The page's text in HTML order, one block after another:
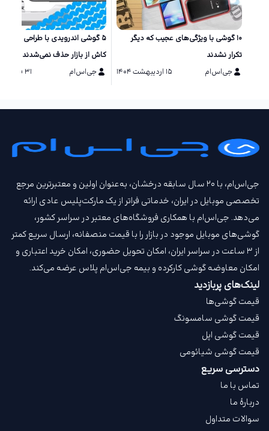
۱۰ گوشی‌ با ویژگی‌های عجیب که دیگر
تکرار نشدند
جی‌اس‌ام
۱۵ اردیبهشت ۱۴۰۴
۵ گوشی اندرویدی با طراحی خاص
کاش از بازار حذف نمی‌شدند
جی‌اس‌ام
۳۱ فروردین ۱۴۰۴
جی‌اس‌ام، با ۲۰ سال سابقه درخشان، به‌عنوان اولین و معتبرترین مرجع
تخصصی موبایل در ایران، خدماتی فراتر از یک مارکت‌پلیس عادی ارائه
می‌دهد. جی‌اس‌ام با همکاری فروشگاه‌های معتبر در سراسر کشور،
گوشی‌های موبایل موجود در بازار را با قیمت‌ منصفانه، ارسال سریع کمتر
از ۳ ساعت در سراسر ایران، امکان تحویل حضوری، امکان خرید اعتباری و
امکان معاوضه گوشی کارکرده و بیمه جی‌اس‌ام‌ پلاس عرضه می‌کند.
لینک‌های پربازدید
قیمت گوشی‌ها
قیمت گوشی سامسونگ
قیمت گوشی اپل
قیمت گوشی شیائومی
دسترسی سریع
تماس با ما
دربارهٔ ما
سوالات متداول